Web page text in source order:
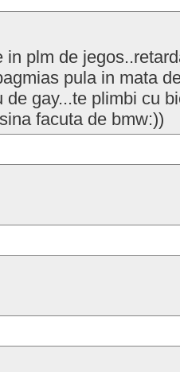
in plm de
pula in mata
de gay...te plimbi cu
facuta de bmw:))